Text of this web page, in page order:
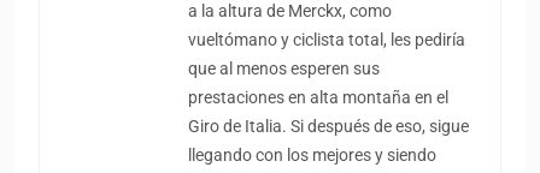
a la altura de Merckx, como
vueltómano y ciclista total, les pediría
que al menos esperen sus
prestaciones en alta montaña en el
Giro de Italia. Si después de eso, sigue
llegando con los mejores y siendo